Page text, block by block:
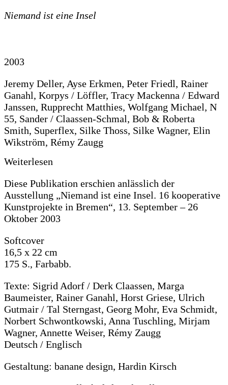
Niemand ist eine Insel
2003
Jeremy Deller, Ayse Erkmen, Peter Friedl, Rainer
Ganahl, Korpys / Löffler, Tracy Mackenna / Edward
Janssen, Rupprecht Matthies, Wolfgang Michael, N
55, Sander / Claassen-Schmal, Bob & Roberta
Smith, Superflex, Silke Thoss, Silke Wagner, Elin
Wikström, Rémy Zaugg
Weiterlesen
Diese Publikation erschien anlässlich der
Ausstellung „Niemand ist eine Insel. 16 kooperative
Kunstprojekte in Bremen“, 13. September – 26
Oktober 2003
Softcover
16,5 x 22 cm
175 S., Farbabb.
Texte: Sigrid Adorf / Derk Claassen, Marga
Baumeister, Rainer Ganahl, Horst Griese, Ulrich
Gutmair / Tal Sterngast, Georg Mohr, Eva Schmidt,
Norbert Schwontkowski, Anna Tuschling, Mirjam
Wagner, Annette Weiser, Rémy Zaugg
Deutsch / Englisch
Gestaltung: banane design, Hardin Kirsch